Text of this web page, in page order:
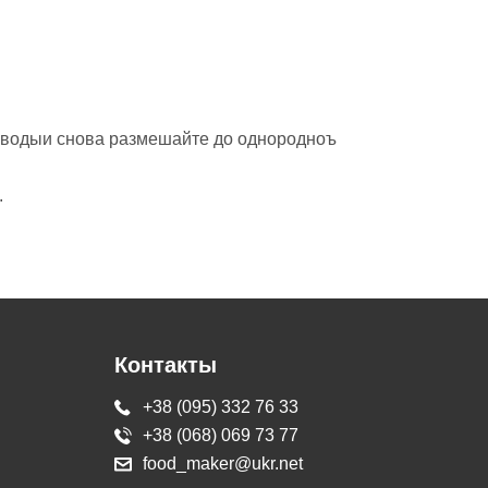
снова размешайте до однородноъ
Контакты
+38 (095) 332 76 33
+38 (068) 069 73 77
food_maker@ukr.net